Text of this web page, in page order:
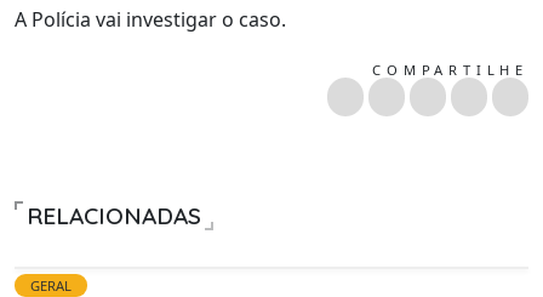
A Polícia vai investigar o caso.
COMPARTILHE
RELACIONADAS
GERAL